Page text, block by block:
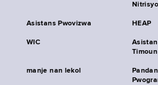
Asistans Pwovizwa HEAP
WIC
Timoun
manje nan lekol